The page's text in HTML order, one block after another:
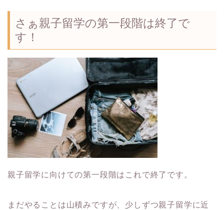
さぁ親子留学の第一段階は終了で
す！
親子留学に向けての第一段階はこれで終了です。
まだやることは山積みですが、少しずつ親子留学に近